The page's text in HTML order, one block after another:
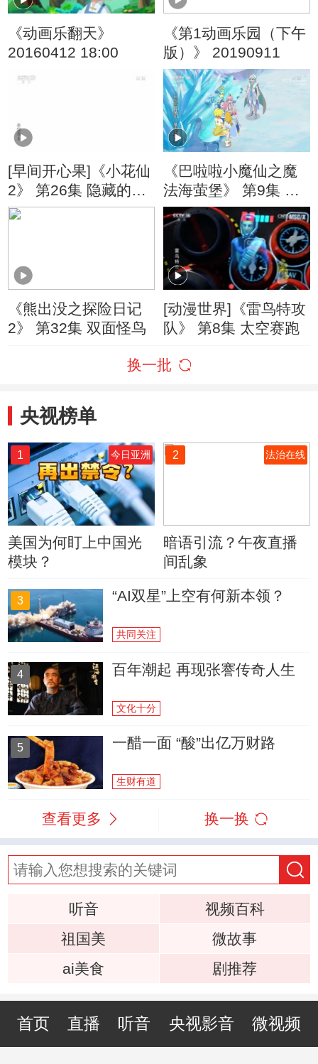
《动画乐翻天》
20160412 18:00
《第1动画乐园（下午
版）》 20190911
[早间开心果]《小花仙
2》 第26集 隐藏的真
心
《巴啦啦小魔仙之魔
法海萤堡》 第9集 冰
岚城女王
《熊出没之探险日记
2》 第32集 双面怪鸟
[动漫世界]《雷鸟特攻
队》 第8集 太空赛跑
换一批
央视榜单
1 今日亚洲
美国为何盯上中国光
模块？
2 法治在线
暗语引流？午夜直播
间乱象
3 “AI双星”上空有何新本领？
共同关注
4 百年潮起 再现张謇传奇人生
文化十分
5 一醋一面 “酸”出亿万财路
生财有道
查看更多 换一换
听音
视频百科
祖国美
微故事
ai美食
剧推荐
首页 直播 听音 央视影音 微视频